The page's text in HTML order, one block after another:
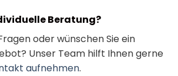
Beratung?
oder wünschen Sie ein
Unser Team hilft Ihnen gerne
aufnehmen.